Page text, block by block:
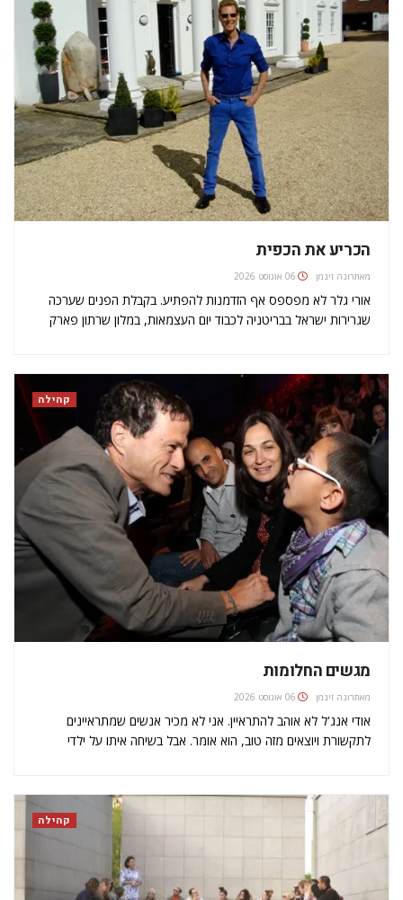
הכריע את הכפית
מאתרונה זינמן 06 אוגוסט 2026
אורי גלר לא מפספס אף הזדמנות להפתיע. בקבלת הפנים שערכה
שגרירות ישראל בבריטניה לכבוד יום העצמאות, במלון שרתון פארק
שבו…
קהילה
מגשים החלומות
מאתרונה זינמן 06 אוגוסט 2026
אודי אנג'ל לא אוהב להתראיין. אני לא מכיר אנשים שמתראיינים
לתקשורת ויוצאים מזה טוב, הוא אומר. אבל בשיחה איתו על ילדי
קהילה